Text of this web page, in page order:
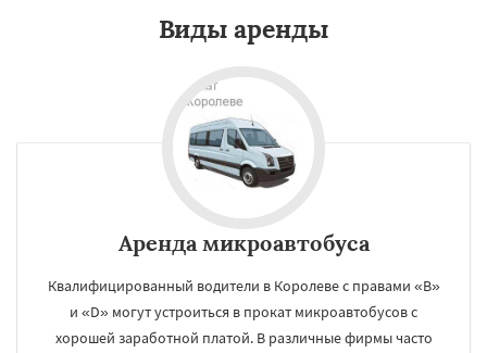
Виды аренды
Аренда микроавтобуса
Квалифицированный водители в Королеве с правами «B»
и «D» могут устроиться в прокат микроавтобусов с
хорошей заработной платой. В различные фирмы часто